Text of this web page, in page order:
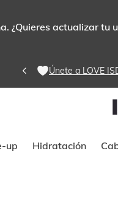
¿Quieres actualizar tu
Únete a LOVE
up Hidratación